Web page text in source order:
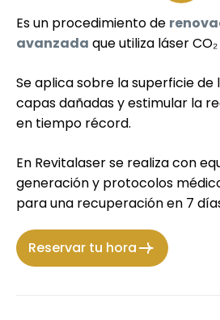
Es un procedimiento de
avanzada que utiliza láser
Se aplica sobre la superficie
capas dañadas y estimular la
en tiempo récord.
En Revitalaser se realiza con
generación y protocolos
para una recuperación en 7
Reservar tu hora